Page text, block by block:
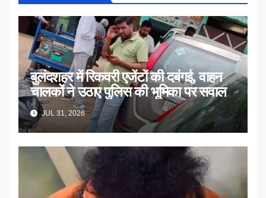
बुलंदशहर में रिकवरी एजेंटों की दबंगई, वाहन
चालकों ने उठाए पुलिस की भूमिका पर सवाल
JUL 31, 2026